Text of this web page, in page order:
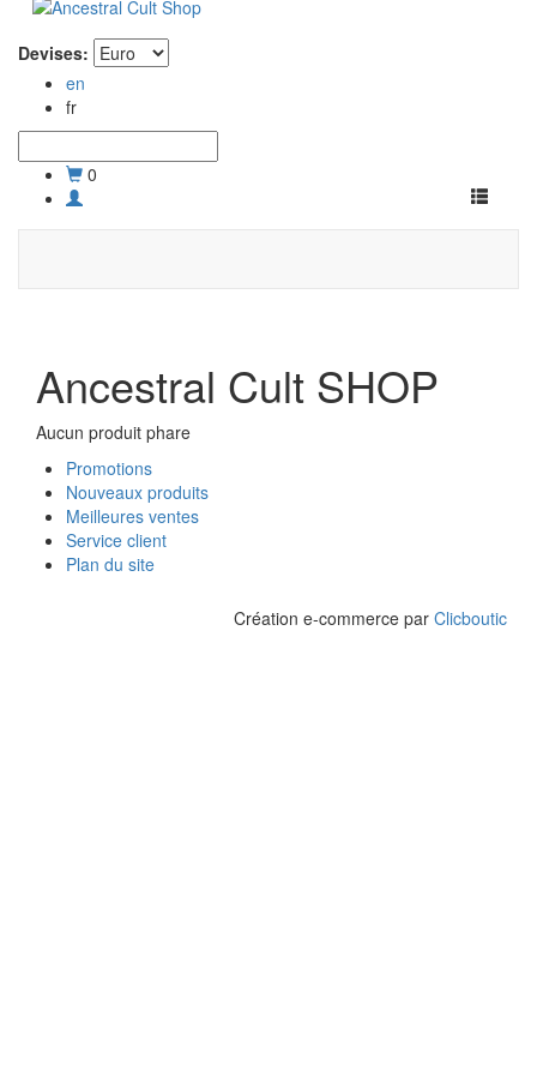
Devises:
en
fr
0
Toggle
Ancestral Cult SHOP
Aucun produit phare
Promotions
Nouveaux produits
Meilleures ventes
Service client
Plan du site
Création e-commerce par Clicboutic